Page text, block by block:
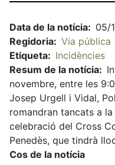
Data de la notícia
05/
Regidoria
Via pública
Etiqueta
Incidències
Resum de la notícia
novembre, entre les
Josep Urgell i Vidal,
romandran tancats a
celebració del Cross
Penedès, que tindrà
Cos de la notícia